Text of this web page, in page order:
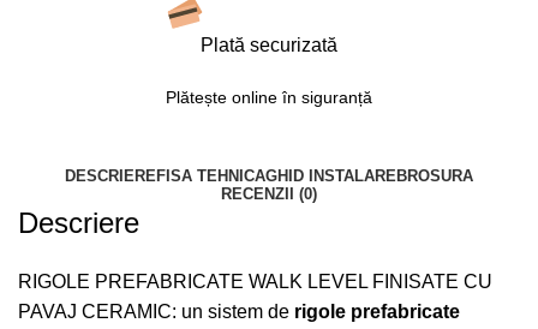
Plată securizată
Plătește online în siguranță
DESCRIEREFISA TEHNICAGHID INSTALAREBROSURA
RECENZII (0)
Descriere
RIGOLE PREFABRICATE WALK LEVEL FINISATE CU
PAVAJ CERAMIC: un sistem de rigole prefabricate